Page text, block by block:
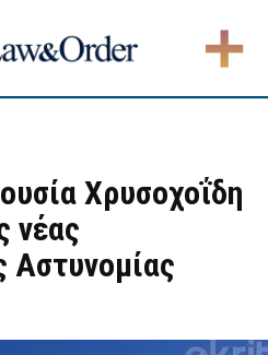
Χρυσοχοΐδη
νέας
Αστυνομίας